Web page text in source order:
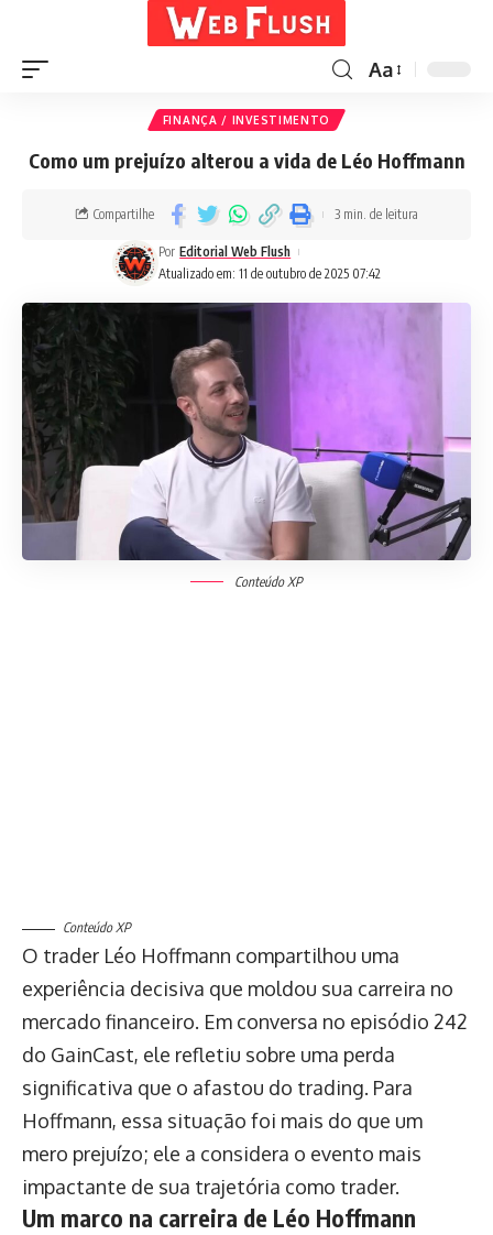
Aa
FINANÇA / INVESTIMENTO
Como um prejuízo alterou a vida de Léo Hoffmann
Atualizado em: 11 de outubro de 2025 07:42
Por Editorial Web Flush
Compartilhe 3 min. de leitura
Conteúdo XP
Conteúdo XP
O trader Léo Hoffmann compartilhou uma
experiência decisiva que moldou sua carreira no
mercado financeiro. Em conversa no episódio 242
do GainCast, ele refletiu sobre uma perda
significativa que o afastou do trading. Para
Hoffmann, essa situação foi mais do que um
mero prejuízo; ele a considera o evento mais
impactante de sua trajetória como trader.
Um marco na carreira de Léo Hoffmann